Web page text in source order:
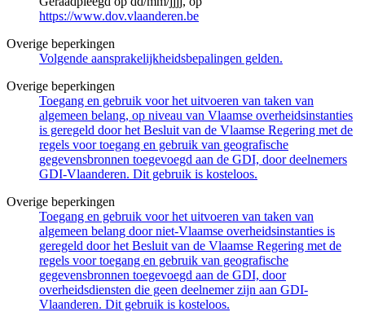
https://www.dov.vlaanderen.be
Overige beperkingen
Volgende aansprakelijkheidsbepalingen gelden.
Overige beperkingen
Toegang en gebruik voor het uitvoeren van taken van
algemeen belang, op niveau van Vlaamse overheidsinstanties
is geregeld door het Besluit van de Vlaamse Regering met de
regels voor toegang en gebruik van geografische
gegevensbronnen toegevoegd aan de GDI, door deelnemers
GDI-Vlaanderen. Dit gebruik is kosteloos.
Overige beperkingen
Toegang en gebruik voor het uitvoeren van taken van
algemeen belang door niet-Vlaamse overheidsinstanties is
geregeld door het Besluit van de Vlaamse Regering met de
regels voor toegang en gebruik van geografische
gegevensbronnen toegevoegd aan de GDI, door
overheidsdiensten die geen deelnemer zijn aan GDI-
Vlaanderen. Dit gebruik is kosteloos.